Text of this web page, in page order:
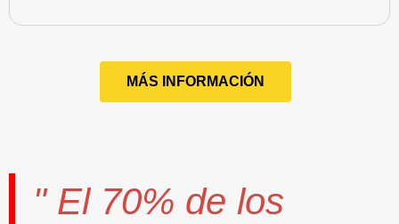
MÁS INFORMACIÓN
" El 70% de los